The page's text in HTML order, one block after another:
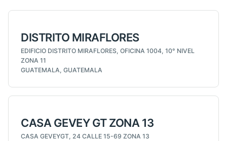
DISTRITO MIRAFLORES
EDIFICIO DISTRITO MIRAFLORES, OFICINA 1004, 10° NIVEL
ZONA 11
GUATEMALA, GUATEMALA
CASA GEVEY GT ZONA 13
CASA GEVEYGT, 24 CALLE 15-69 ZONA 13